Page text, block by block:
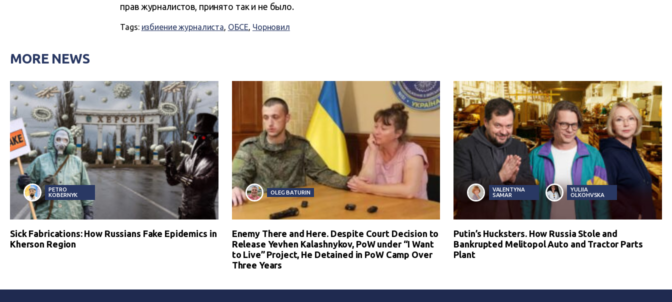
прав журналистов, принято так и не было.
Tags: избиение журналиста, ОБСЕ, Чорновил
MORE NEWS
PETRO
KOBERNYK
Sick Fabrications: How Russians Fake Epidemics in
Kherson Region
OLEG BATURIN
Enemy There and Here. Despite Court Decision to
Release Yevhen Kalashnykov, PoW under “I Want
to Live” Project, He Detained in PoW Camp Over
Three Years
VALENTYNA
SAMAR
YULIIA
OLKOHVSKA
Putin’s Hucksters. How Russia Stole and
Bankrupted Melitopol Auto and Tractor Parts
Plant